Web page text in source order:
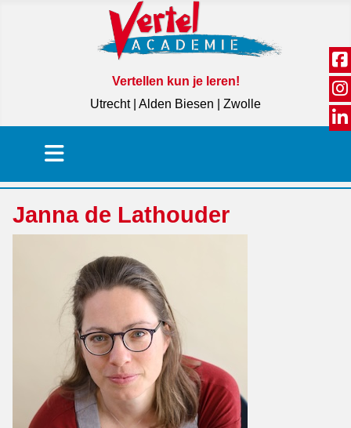
Vertellen kun je leren!
Utrecht | Alden Biesen | Zwolle
Janna de Lathouder